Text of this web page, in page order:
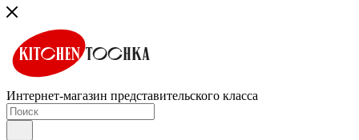
Интернет-магазин представительского класса